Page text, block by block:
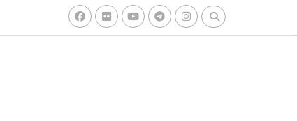
Facebook
FlickrYoutubeTelegramInstagram
Search
for: